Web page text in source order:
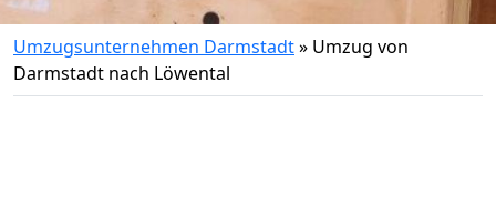
Umzugsunternehmen Darmstadt» Umzug von
Darmstadt nach Löwental